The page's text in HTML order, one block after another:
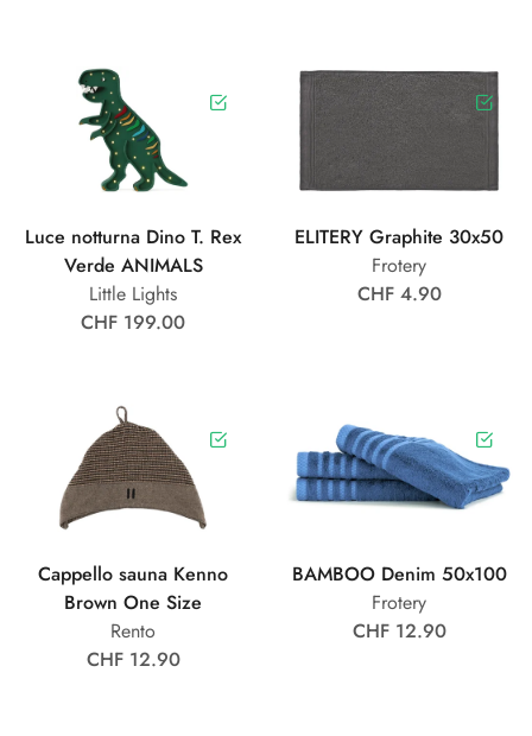
Luce notturna Dino T. Rex
Verde ANIMALS
Little Lights
CHF 199.00
ELITERY Graphite 30x50
Frotery
CHF 4.90
Cappello sauna Kenno
Brown One Size
Rento
CHF 12.90
BAMBOO Denim 50x100
Frotery
CHF 12.90